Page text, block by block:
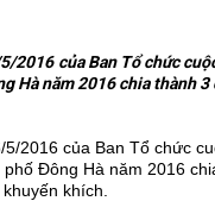
2016 của Ban Tổ chức
Hà năm 2016 chia thành
2016 của Ban Tổ chức
Đông Hà năm 2016
khích.